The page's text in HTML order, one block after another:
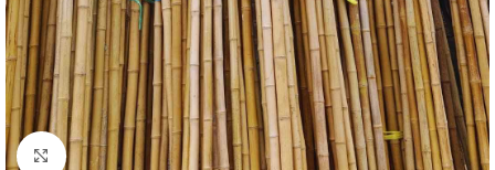
Click to enlarge